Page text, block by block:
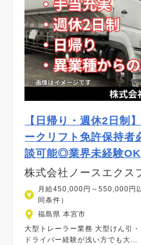
【日帰り・週休2日制
ークリフト免許保持者
談可能◎業界未経験OK
株式会社ノースエクス
月給450,000円～550,000円
同条件）
福島県 本宮市
大型トレーラー業務 大型けん引
ドライバー経験が浅い方でも大...